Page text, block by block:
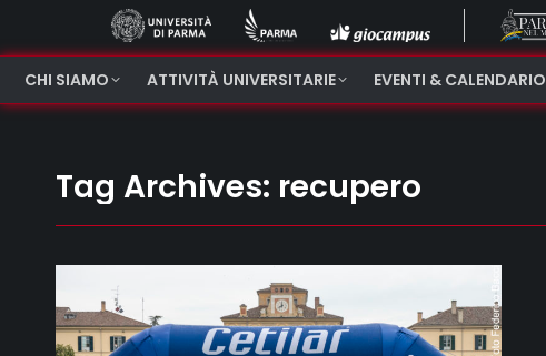
CHI SIAMO ATTIVITÀ UNIVERSITARIE EVENTI & CALENDARIO
Tag Archives: recupero